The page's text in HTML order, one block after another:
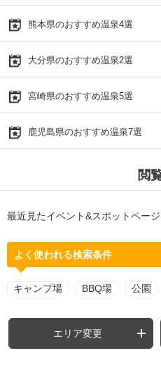
熊本県のおすすめ温泉4選
大分県のおすすめ温泉2選
宮崎県のおすすめ温泉5選
鹿児島県のおすすめ温泉7選
閲
最近見たイベント&スポットページ
よく使われる検索条件
キャンプ場 BBQ場 公園
エリア変更